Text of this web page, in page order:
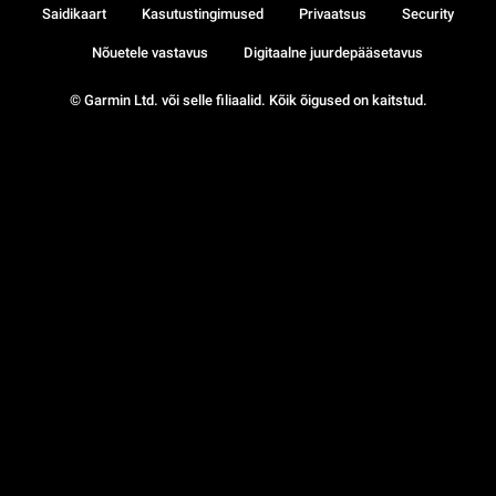
© Garmin Ltd. või selle filiaalid. Kõik õigused on kaitstud.
Saidikaart Kasutustingimused Privaatsus Security
Nõuetele vastavus Digitaalne juurdepääsetavus